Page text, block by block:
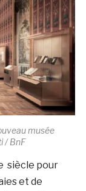
musée
/ BnF
siècle pour
et de